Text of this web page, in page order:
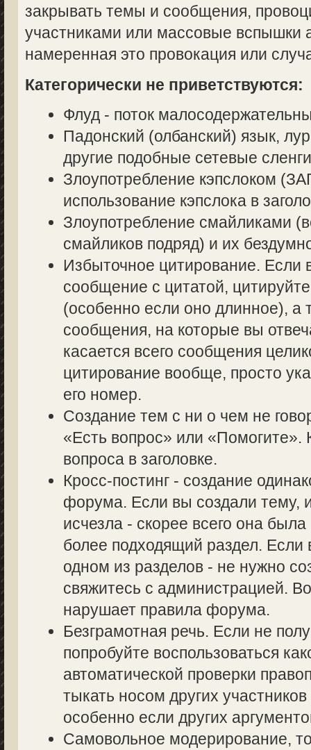
закрывать темы и сообщения,
участниками или массовые вспышки
намеренная это провокация или
Категорически не приветствуются:
Флуд - поток
Падонский (олбанский) язык,
другие подобные сетевые
Злоупотребление кэпслоком
использование кэпслока в
Злоупотребление смайликами
смайликов подряд) и их
Избыточное цитирование. Если
сообщение с цитатой,
(особенно если оно длинное), а
сообщения, на которые вы
касается всего сообщения
цитирование вообще, просто
его номер.
Создание тем с ни о чем не
«Есть вопрос» или «Помогите».
вопроса в заголовке.
Кросс-постинг - создание
форума. Если вы создали тему,
исчезла - скорее всего она
более подходящий раздел.
одном из разделов - не нужно
свяжитесь с администрацией.
нарушает правила форума.
Безграмотная речь. Если не
попробуйте воспользоваться
автоматической проверки
тыкать носом других
особенно если других
Самовольное модерирование,